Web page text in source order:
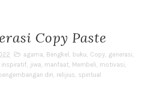
Copy Paste
agama, Bengkel , buku, Copy, generasi,
inspiratif, jiwa, manfaat, Membeli, motivasi,
diri, relijius, spiritual